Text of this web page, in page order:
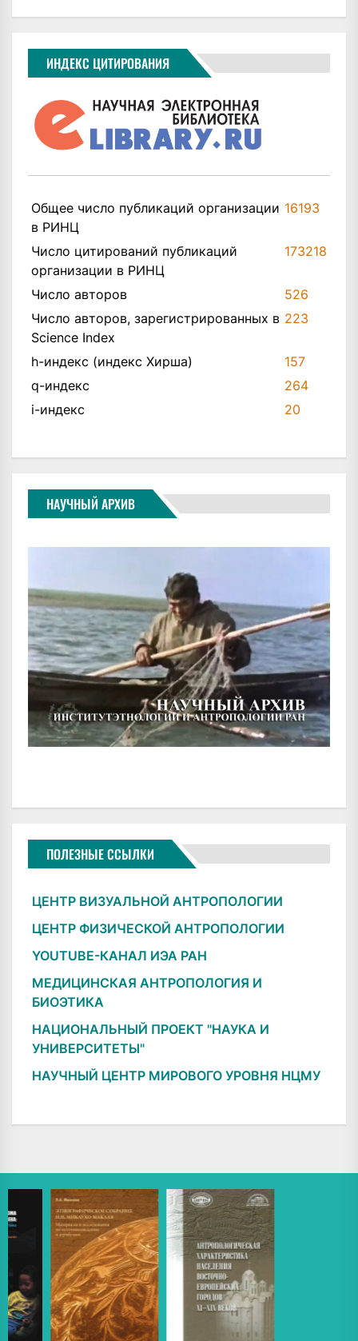
ИНДЕКС ЦИТИРОВАНИЯ
Общее число публикаций организации
в РИНЦ
16193
Число цитирований публикаций
организации в РИНЦ
173218
Число авторов
526
Число авторов, зарегистрированных в
Science Index
223
h-индекс (индекс Хирша)
157
q-индекс
264
i-индекс
20
НАУЧНЫЙ АРХИВ
ПОЛЕЗНЫЕ ССЫЛКИ
ЦЕНТР ВИЗУАЛЬНОЙ АНТРОПОЛОГИИ
ЦЕНТР ФИЗИЧЕСКОЙ АНТРОПОЛОГИИ
YOUTUBE-КАНАЛ ИЭА РАН
МЕДИЦИНСКАЯ АНТРОПОЛОГИЯ И
БИОЭТИКА
НАЦИОНАЛЬНЫЙ ПРОЕКТ "НАУКА И
УНИВЕРСИТЕТЫ"
НАУЧНЫЙ ЦЕНТР МИРОВОГО УРОВНЯ НЦМУ